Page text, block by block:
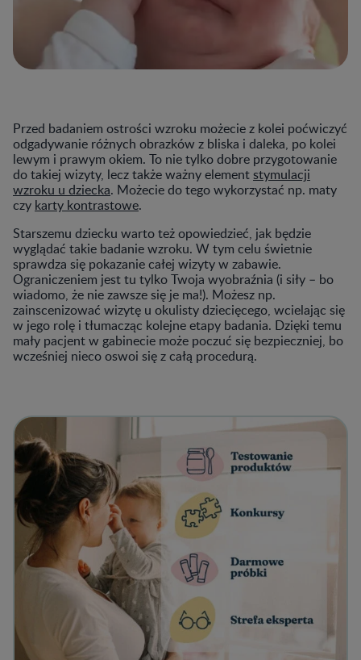
Przed badaniem ostrości wzroku możecie z kolei poćwiczyć
odgadywanie różnych obrazków z bliska i daleka, po kolei
lewym i prawym okiem. To nie tylko dobre przygotowanie
do takiej wizyty, lecz także ważny elementstymulacji
wzroku u dziecka. Możecie do tego wykorzystać np. maty
czy karty kontrastowe.
Starszemu dziecku warto też opowiedzieć, jak będzie
wyglądać takie badanie wzroku. W tym celu świetnie
sprawdza się pokazanie całej wizyty w zabawie.
Ograniczeniem jest tu tylko Twoja wyobraźnia (i siły – bo
wiadomo, że nie zawsze się je ma!). Możesz np.
zainscenizować wizytę u okulisty dziecięcego, wcielając się
w jego rolę i tłumacząc kolejne etapy badania. Dzięki temu
mały pacjent w gabinecie może poczuć się bezpieczniej, bo
wcześniej nieco oswoi się z całą procedurą.